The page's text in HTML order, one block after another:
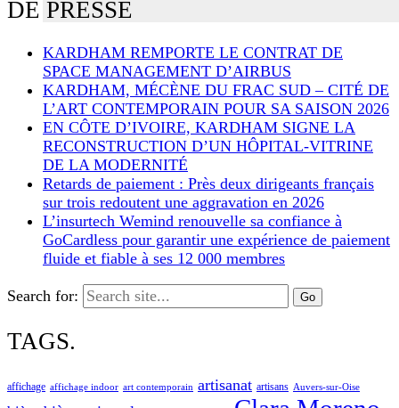
DE PRESSE
KARDHAM REMPORTE LE CONTRAT DE
SPACE MANAGEMENT D’AIRBUS
KARDHAM, MÉCÈNE DU FRAC SUD – CITÉ DE
L’ART CONTEMPORAIN POUR SA SAISON 2026
EN CÔTE D’IVOIRE, KARDHAM SIGNE LA
RECONSTRUCTION D’UN HÔPITAL-VITRINE
DE LA MODERNITÉ
Retards de paiement : Près deux dirigeants français
sur trois redoutent une aggravation en 2026
L’insurtech Wemind renouvelle sa confiance à
GoCardless pour garantir une expérience de paiement
fluide et fiable à ses 12 000 membres
Search for:
TAGS.
affichage affichage indoor art contemporain artisanat artisans Auvers-sur-Oise